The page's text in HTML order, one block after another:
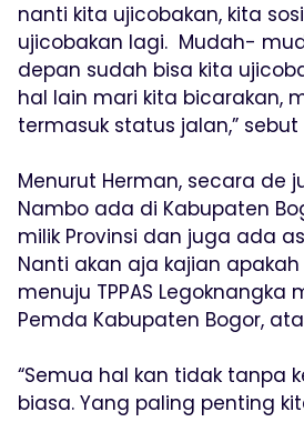
nanti kita ujicobakan, kita
ujicobakan lagi. Mudah-
depan sudah bisa kita
hal lain mari kita bicarakan,
termasuk status jalan,” sebut
Menurut Herman, secara de
Nambo ada di Kabupaten
milik Provinsi dan juga ada
Nanti akan aja kajian
menuju TPPAS Legoknangka
Pemda Kabupaten Bogor,
“Semua hal kan tidak tanpa
biasa. Yang paling penting